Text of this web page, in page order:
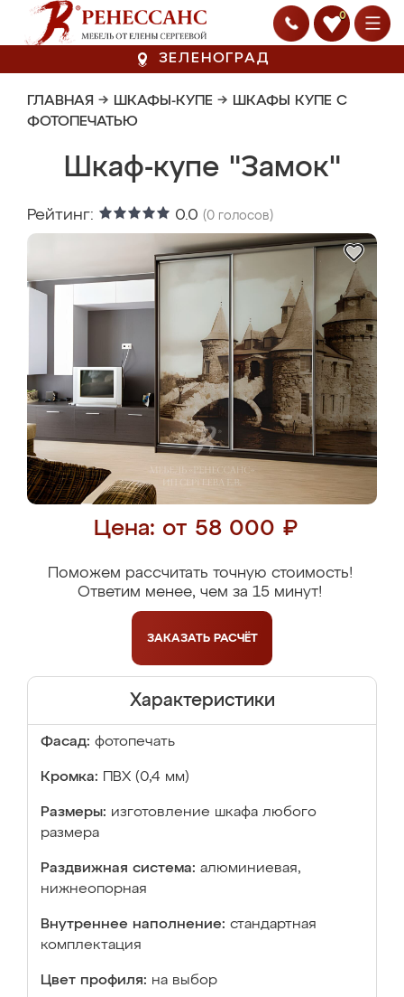
0
ЗЕЛЕНОГРАД
ГЛАВНАЯ → ШКАФЫ-КУПЕ → ШКАФЫ КУПЕ С
ФОТОПЕЧАТЬЮ
Шкаф-купе "Замок"
Рейтинг: 0.0 (0 голосов)
Цена: от 58 000 ₽
Поможем рассчитать точную стоимость!
Ответим менее, чем за 15 минут!
ЗАКАЗАТЬ РАСЧЁТ
Характеристики
Фасад: фотопечать
Кромка: ПВХ (0,4 мм)
Размеры: изготовление шкафа любого
размера
Раздвижная система: алюминиевая,
нижнеопорная
Внутреннее наполнение: стандартная
комплектация
Цвет профиля: на выбор